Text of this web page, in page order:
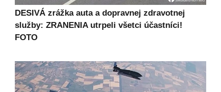
DESIVÁ zrážka auta a dopravnej zdravotnej
služby: ZRANENIA utrpeli všetci účastníci!
FOTO